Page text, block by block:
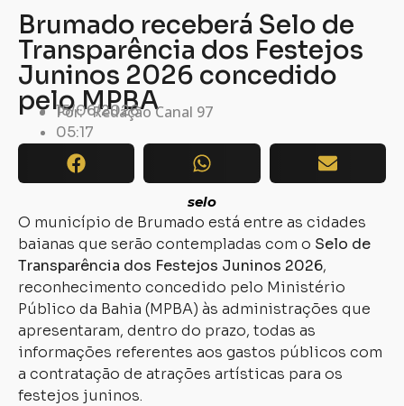
Brumado receberá Selo de
Transparência dos Festejos
Juninos 2026 concedido
pelo MPBA
Por: Redação Canal 97
15/06/2026
05:17
selo
O município de Brumado está entre as cidades
baianas que serão contempladas com o Selo de
Transparência dos Festejos Juninos 2026,
reconhecimento concedido pelo Ministério
Público da Bahia (MPBA) às administrações que
apresentaram, dentro do prazo, todas as
informações referentes aos gastos públicos com
a contratação de atrações artísticas para os
festejos juninos.